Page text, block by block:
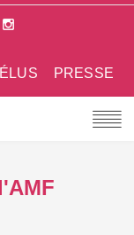
PRESSE